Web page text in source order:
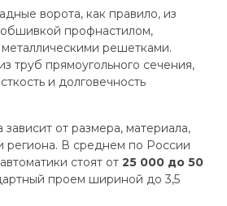
ворота, как правило, из
обшивкой профнастилом,
решетками.
труб прямоугольного сечения,
и долговечность
от размера, материала,
региона. В среднем по России
стоят от 25 000 до 50
проем шириной до 3,5